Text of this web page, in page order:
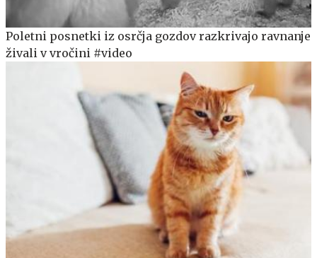
Poletni posnetki iz osrčja gozdov razkrivajo ravnanje
živali v vročini #video